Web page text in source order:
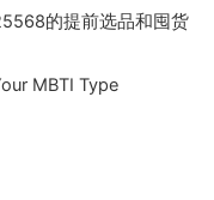
的提前选品和囤货
MBTI Type